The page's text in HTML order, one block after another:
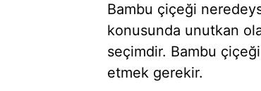
Bambu çiçeği
konusunda unutkan
seçimdir. Bambu
etmek gerekir.